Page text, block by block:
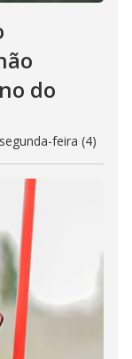
do
feira (4)